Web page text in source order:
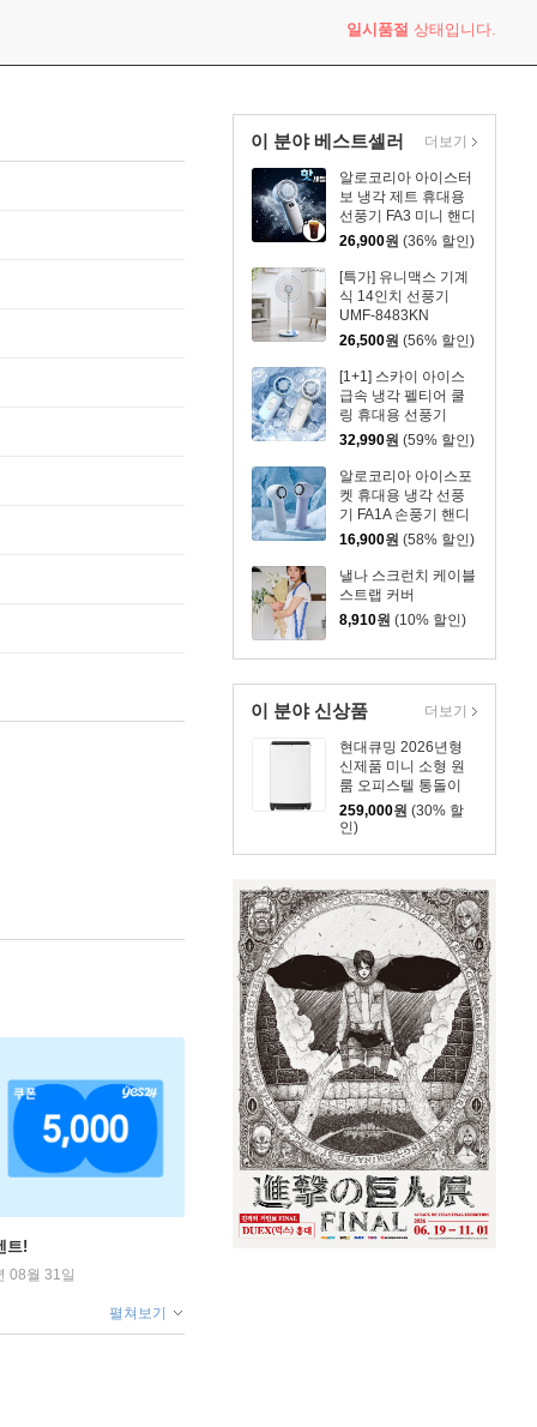
일시품절 상태입니다.
이 분야 베스트셀러
알로코리아 아이스터
보 냉각 제트 휴대용
선풍기 FA3 미니 핸디
손풍기 손선풍기
26,900원 (36% 할인)
[특가] 유니맥스 기계
식 14인치 선풍기
UMF-8483KN
26,500원 (56% 할인)
[1+1] 스카이 아이스
급속 냉각 펠티어 쿨
링 휴대용 선풍기
32,990원 (59% 할인)
알로코리아 아이스포
켓 휴대용 냉각 선풍
기 FA1A 손풍기 핸디
16,900원 (58% 할인)
낼나 스크런치 케이블
스트랩 커버
8,910원 (10% 할인)
더보기
이 분야 신상품
현대큐밍 2026년형
신제품 미니 소형 원
룸 오피스텔 통돌이
세탁기 7kg
259,000원 (30% 할
인)
더보기
트!
08월 31일
펼쳐보기